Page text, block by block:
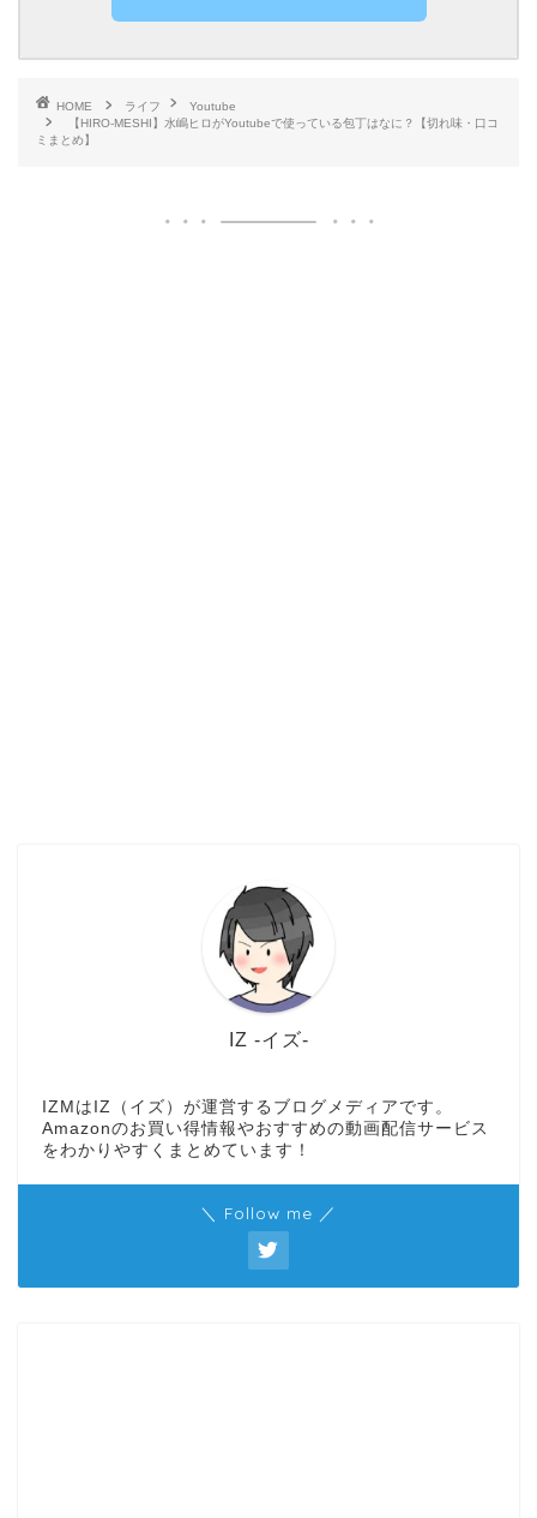
HOME ライフ
Youtube
【HIRO-MESHI】水嶋ヒロがYoutubeで使っている包丁はなに？【切れ味・口コ
ミまとめ】
IZ -イズ-
IZMはIZ（イズ）が運営するブログメディアです。
Amazonのお買い得情報やおすすめの動画配信サービス
をわかりやすくまとめています！
＼ Follow me ／